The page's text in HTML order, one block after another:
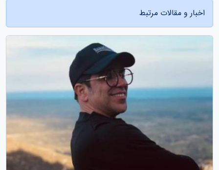
اخبار و مقالات مرتبط